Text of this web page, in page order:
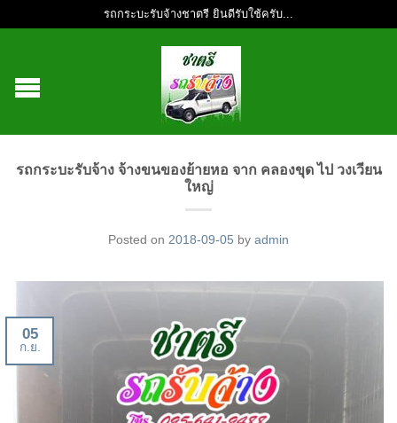
รถกระบะรับจ้างชาตรี ยินดีรับใช้ครับ...
รถกระบะรับจ้าง จ้างขนของย้ายหอ จาก คลองขุด ไป วงเวียน
ใหญ่
Posted on 2018-09-05 by admin
05
ก.ย.